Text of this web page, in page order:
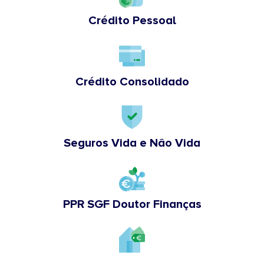
Crédito Pessoal
Crédito Consolidado
Seguros Vida e Não Vida
PPR SGF Doutor Finanças